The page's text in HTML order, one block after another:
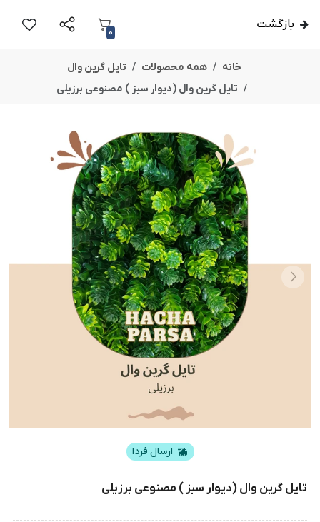
بازگشت
0
خانه همه محصولات
تایل گرین وال
تایل گرین وال (دیوار سبز ) مصنوعی برزیلی
ارسال فردا
تایل گرین وال (دیوار سبز ) مصنوعی برزیلی